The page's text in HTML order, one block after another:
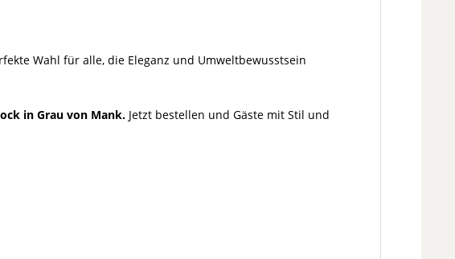
Wahl für alle, die Eleganz und Umweltbewusstsein
in Grau von Mank. Jetzt bestellen und Gäste mit Stil und